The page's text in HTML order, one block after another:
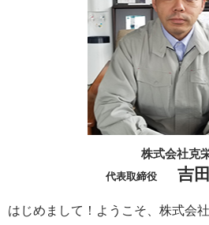
株式会社克
代表取締役 吉
はじめまして！ようこそ、株式会